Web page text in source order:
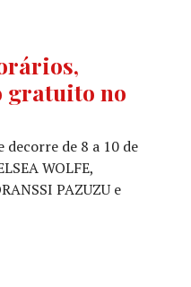
gratuito no
decorre de 8 a 10 de
WOLFE,
PAZUZU e
‘amplitalks’ e concerto